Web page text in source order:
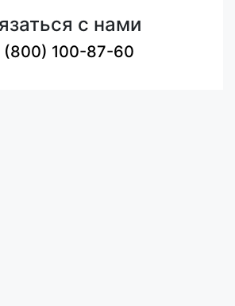
с нами
(800) 100-87-60